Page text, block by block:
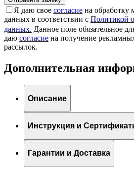
Я даю свое согласие на обработку
данных в соответствии с Политикой
данных. Данное поле обязательное
даю согласие на получение
рассылок.
Дополнительная
Описание
Инструкция и
Гарантии и Доставка